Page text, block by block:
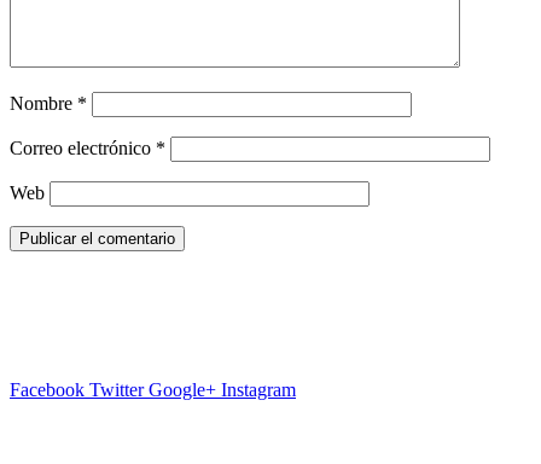
Nombre *
Correo electrónico *
Web
Facebook Twitter Google+ Instagram